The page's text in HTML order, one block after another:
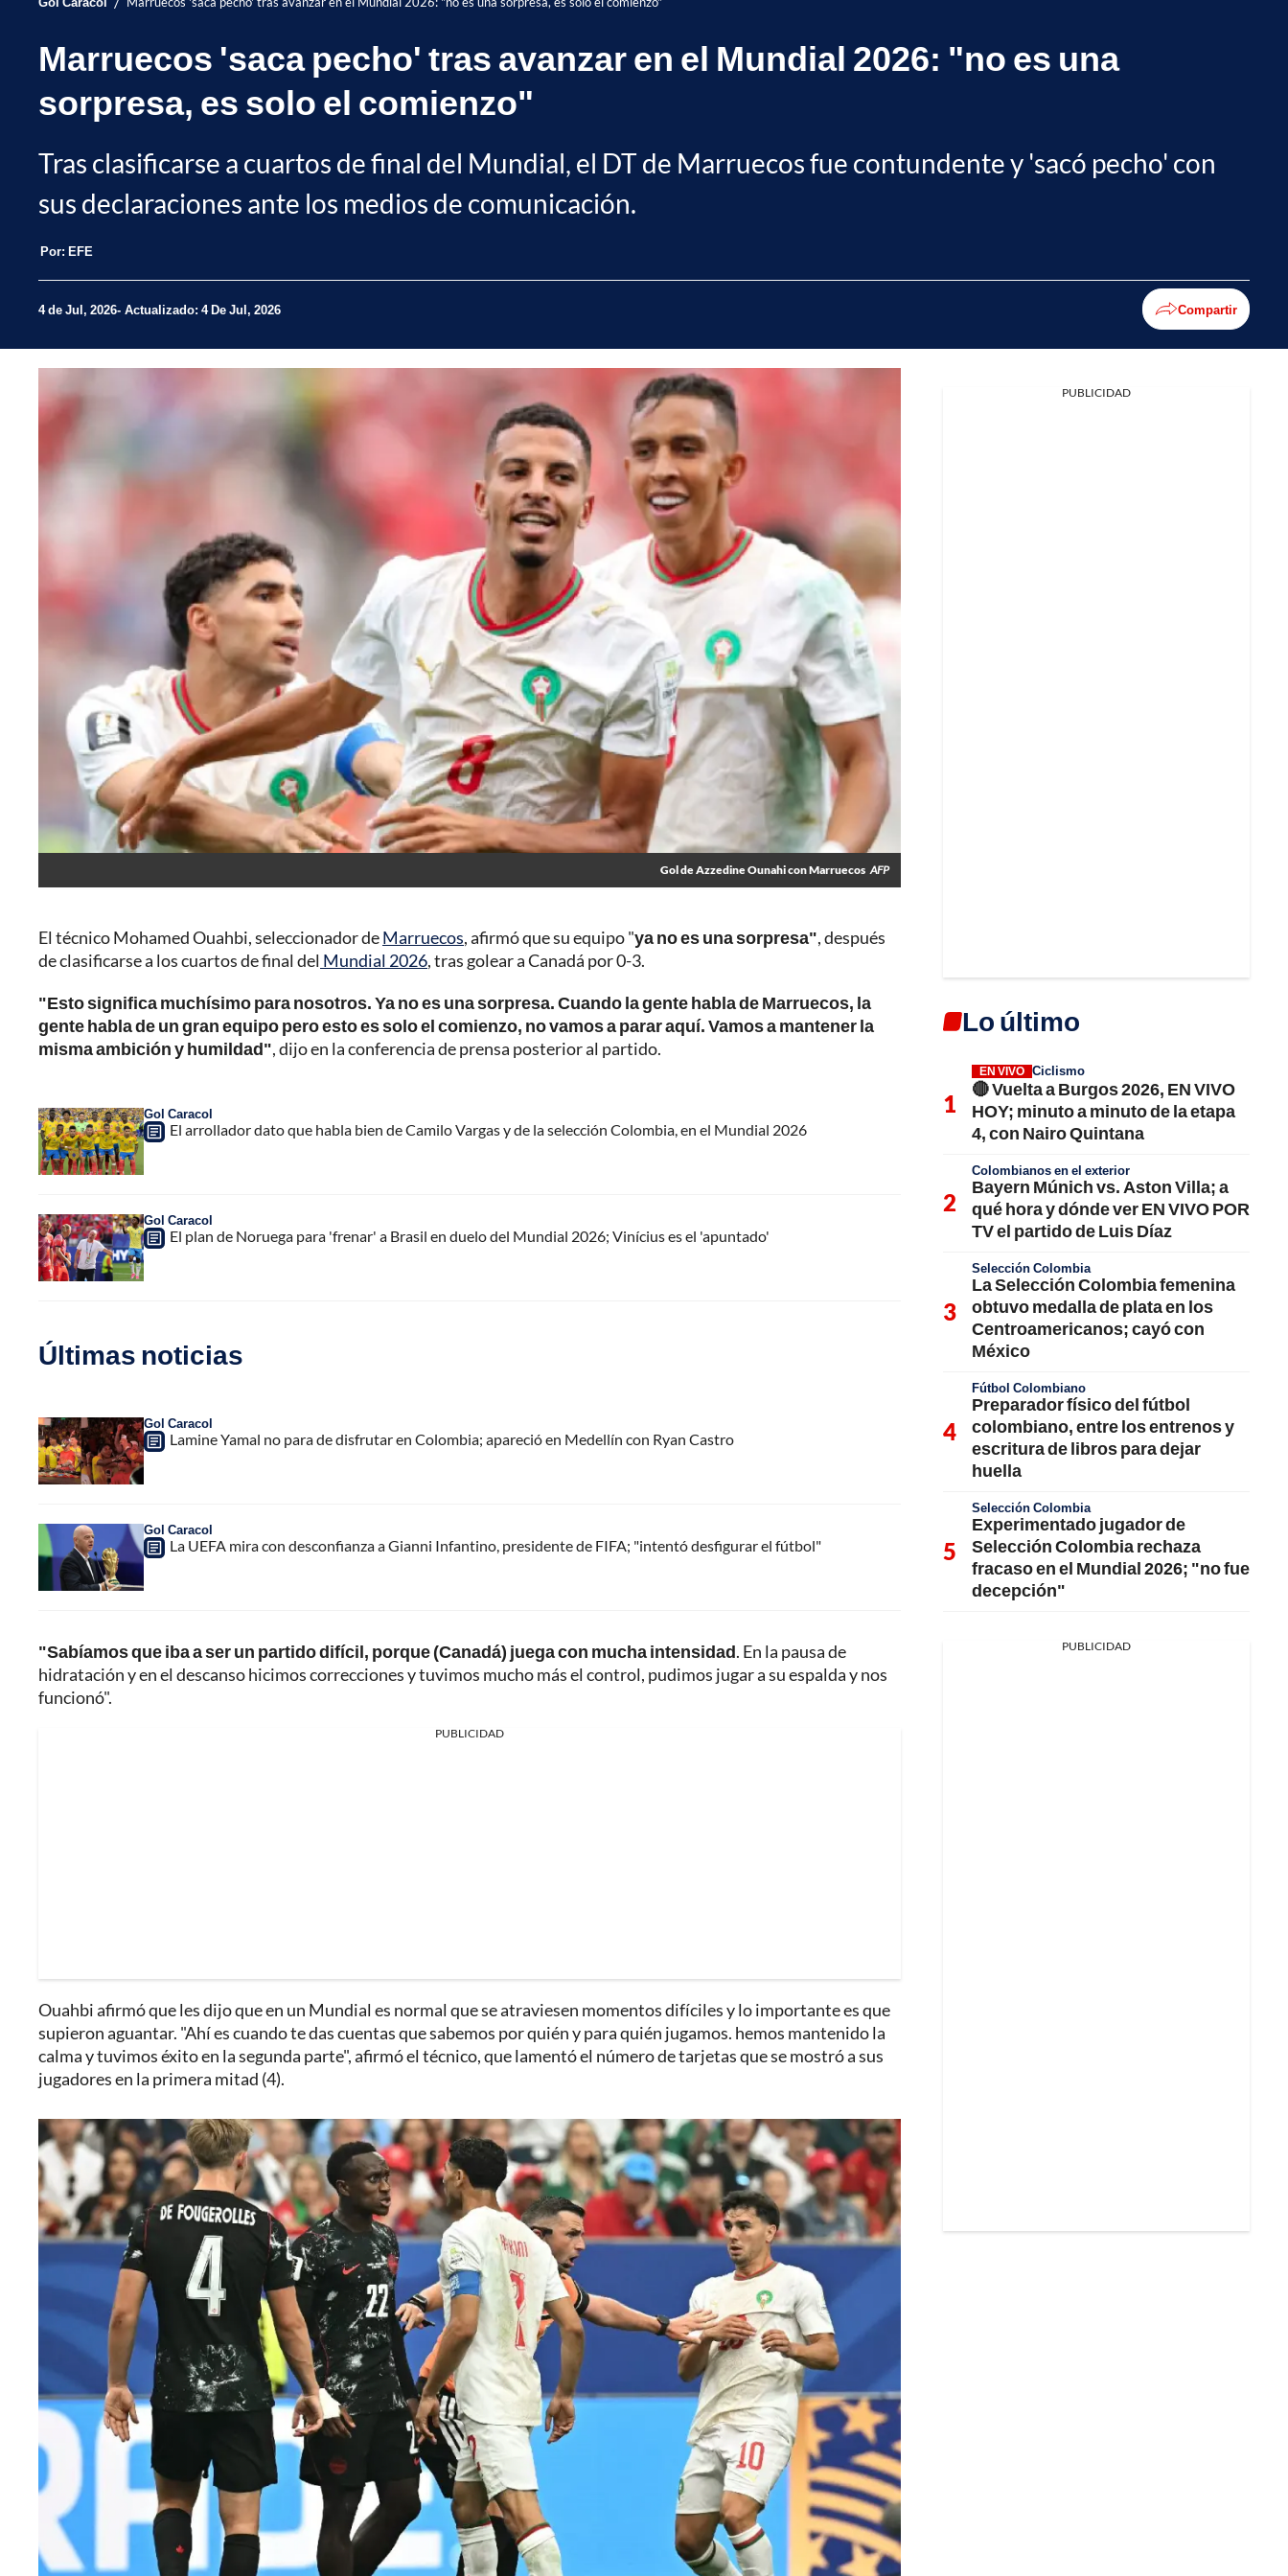
Marruecos 'saca pecho' tras avanzar en el Mundial 2026: "no es una
sorpresa, es solo el comienzo"
Tras clasificarse a cuartos de final del Mundial, el DT de Marruecos fue contundente y 'sacó pecho' con
sus declaraciones ante los medios de comunicación.
Por: EFE
4 de Jul, 2026 Actualizado: 4 De Jul, 2026 Compartir
Gol de Azzedine Ounahi con Marruecos AFP
El técnico Mohamed Ouahbi, seleccionador deMarruecos, afirmó que su equipo "ya no es una sorpresa", después
de clasificarse a los cuartos de final del Mundial 2026, tras golear a Canadá por 0-3.
"Esto significa muchísimo para nosotros. Ya no es una sorpresa. Cuando la gente habla de Marruecos, la
gente habla de un gran equipo pero esto es solo el comienzo, no vamos a parar aquí. Vamos a mantener la
misma ambición y humildad", dijo en la conferencia de prensa posterior al partido.
Gol Caracol
El arrollador dato que habla bien de Camilo Vargas y de la selección Colombia, en el Mundial 2026
Gol Caracol
El plan de Noruega para 'frenar' a Brasil en duelo del Mundial 2026; Vinícius es el 'apuntado'
Últimas noticias
Gol Caracol
Lamine Yamal no para de disfrutar en Colombia; apareció en Medellín con Ryan Castro
Gol Caracol
La UEFA mira con desconfianza a Gianni Infantino, presidente de FIFA; "intentó desfigurar el fútbol"
"Sabíamos que iba a ser un partido difícil, porque (Canadá) juega con mucha intensidad. En la pausa de
hidratación y en el descanso hicimos correcciones y tuvimos mucho más el control, pudimos jugar a su espalda y nos
funcionó".
PUBLICIDAD
Ouahbi afirmó que les dijo que en un Mundial es normal que se atraviesen momentos difíciles y lo importante es que
supieron aguantar. "Ahí es cuando te das cuentas que sabemos por quién y para quién jugamos. hemos mantenido la
calma y tuvimos éxito en la segunda parte", afirmó el técnico, que lamentó el número de tarjetas que se mostró a sus
jugadores en la primera mitad (4).
PUBLICIDAD
Lo último
EN VIVO Ciclismo
🔴 Vuelta a Burgos 2026, EN VIVO
HOY; minuto a minuto de la etapa
4, con Nairo Quintana
Colombianos en el exterior
Bayern Múnich vs. Aston Villa; a
qué hora y dónde ver EN VIVO POR
TV el partido de Luis Díaz
Selección Colombia
La Selección Colombia femenina
obtuvo medalla de plata en los
Centroamericanos; cayó con
México
Fútbol Colombiano
Preparador físico del fútbol
colombiano, entre los entrenos y
escritura de libros para dejar
huella
Selección Colombia
Experimentado jugador de
Selección Colombia rechaza
fracaso en el Mundial 2026; "no fue
decepción"
PUBLICIDAD